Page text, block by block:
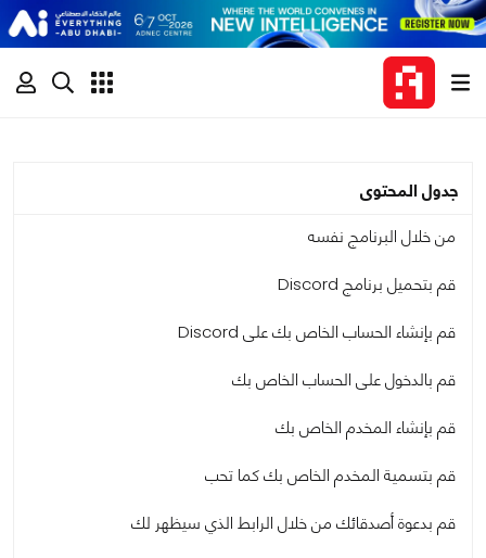
جدول المحتوى
من خلال البرنامج نفسه
قم بتحميل برنامج Discord
قم بإنشاء الحساب الخاص بك على Discord
قم بالدخول على الحساب الخاص بك
قم بإنشاء المخدم الخاص بك
قم بتسمية المخدم الخاص بك كما تحب
قم بدعوة أصدقائك من خلال الرابط الذي سيظهر لك